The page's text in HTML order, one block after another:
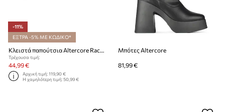
-11%
ΕΞΤΡΑ -5% ΜΕ ΚΩΔΙΚΟ*
Κλειστά παπούτσια Altercore Rachel
Τρέχουσα τιμή:
44,99 €
Αρχική τιμή:119,90 €
Η χαμηλότερη τιμή:50,99 €
Μπότες Altercore
81,99 €